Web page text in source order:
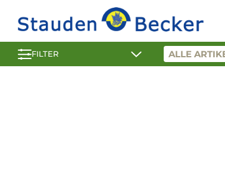
FILTER